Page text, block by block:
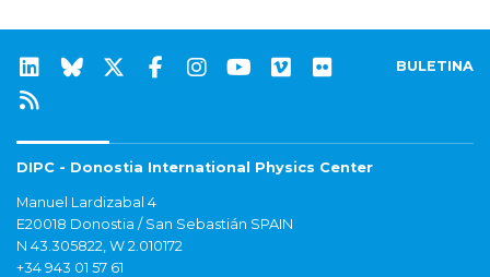
BULETINA
DIPC - Donostia International Physics Center
Manuel Lardizabal 4
E20018 Donostia / San Sebastián SPAIN
N 43.305822, W 2.010172
+34 943 01 57 61